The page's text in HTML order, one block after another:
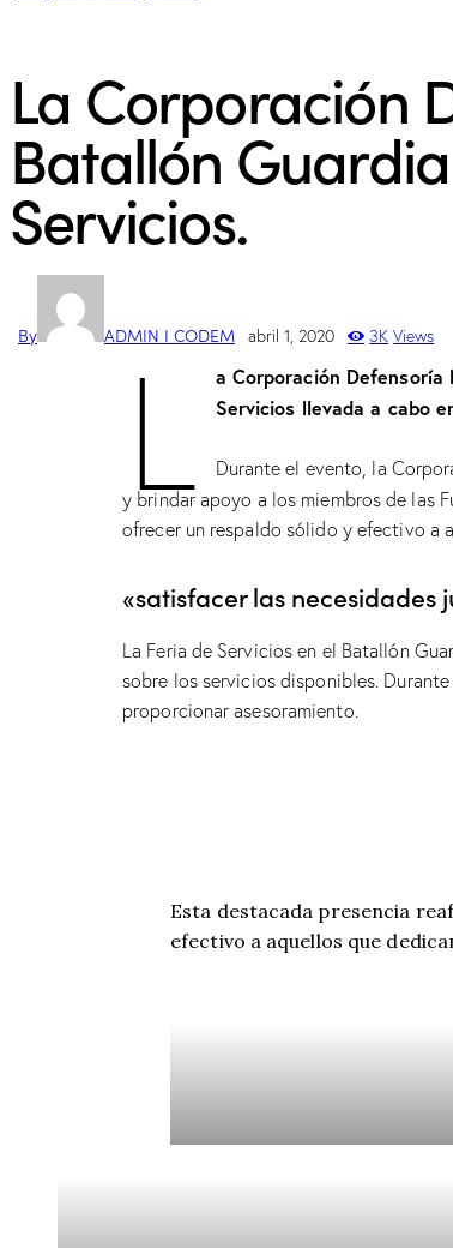
La Corporación
Batallón
Servicios.
By ADMIN I CODEM abril 1, 2020 3K Views
L
a Corporación
Servicios llevada a cabo
Durante el evento, la
y brindar apoyo a los miembros de las
ofrecer un respaldo sólido y efectivo a
«satisfacer las
La Feria de Servicios en el Batallón
sobre los servicios disponibles.
proporcionar asesoramiento.
Esta destacada presencia
efectivo a aquellos que